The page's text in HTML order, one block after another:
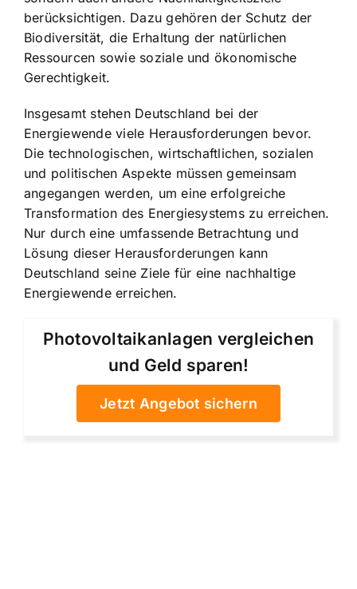
berücksichtigen. Dazu gehören der Schutz der
Biodiversität, die Erhaltung der natürlichen
Ressourcen sowie soziale und ökonomische
Gerechtigkeit.
Insgesamt stehen Deutschland bei der
Energiewende viele Herausforderungen bevor.
Die technologischen, wirtschaftlichen, sozialen
und politischen Aspekte müssen gemeinsam
angegangen werden, um eine erfolgreiche
Transformation des Energiesystems zu erreichen.
Nur durch eine umfassende Betrachtung und
Lösung dieser Herausforderungen kann
Deutschland seine Ziele für eine nachhaltige
Energiewende erreichen.
Photovoltaikanlagen vergleichen
und Geld sparen!
Jetzt Angebot sichern